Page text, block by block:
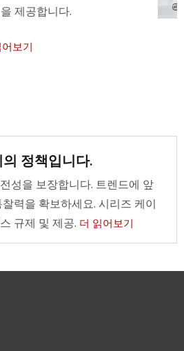
제공합니다.
보기
정책입니다.
성을 보장합니다. 트렌드에 앞
력을 확보하세요. 시리즈 케이
규제 및 제공. 더 읽어보기